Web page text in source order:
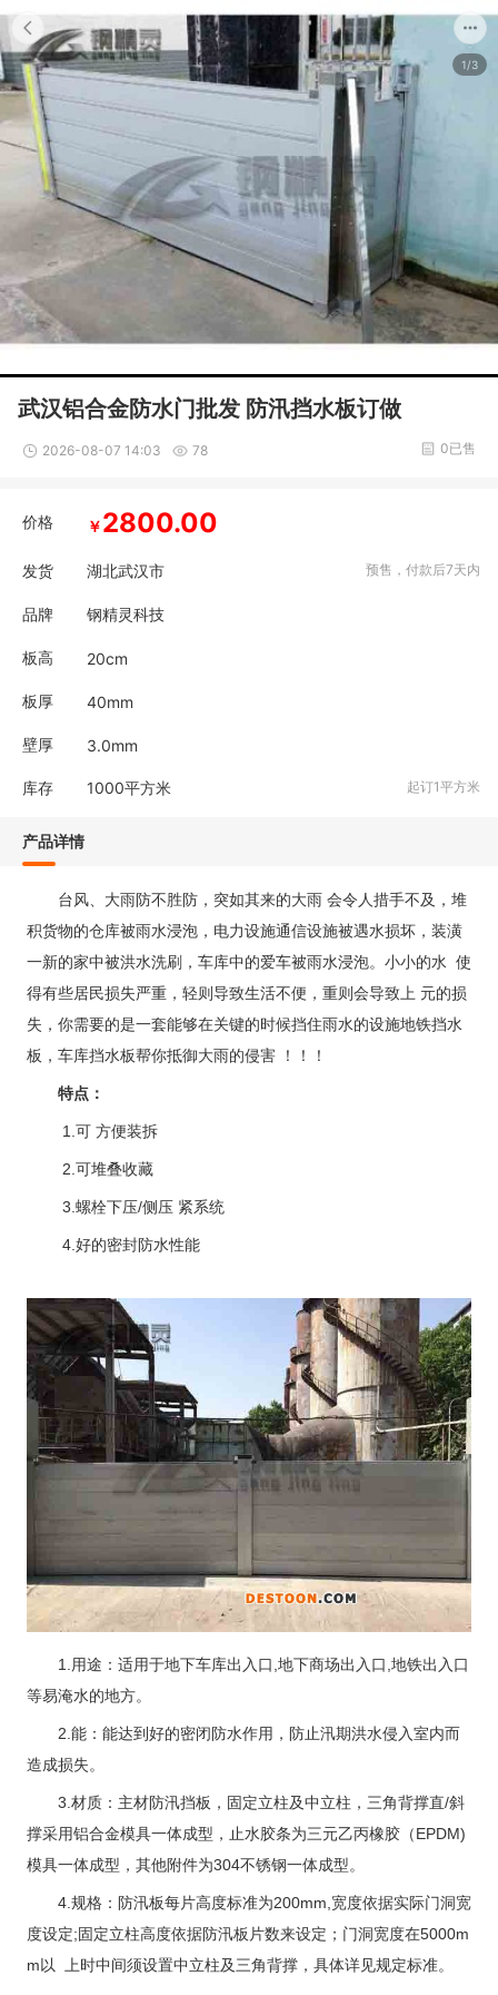
1/3
武汉铝合金防水门批发 防汛挡水板订做
2026-08-07 14:03 78 0已售
价格 ￥2800.00
发货 湖北武汉市 预售，付款后7天内
品牌 钢精灵科技
板高 20cm
板厚 40mm
壁厚 3.0mm
库存 1000平方米 起订1平方米
产品详情
台风、大雨防不胜防，突如其来的大雨 会令人措手不及，堆
积货物的仓库被雨水浸泡，电力设施通信设施被遇水损坏，装潢
一新的家中被洪水洗刷，车库中的爱车被雨水浸泡。小小的水 使
得有些居民损失严重，轻则导致生活不便，重则会导致上 元的损
失，你需要的是一套能够在关键的时候挡住雨水的设施地铁挡水
板，车库挡水板帮你抵御大雨的侵害 ！！！
特点：
1.可 方便装拆
2.可堆叠收藏
3.螺栓下压/侧压 紧系统
4.好的密封防水性能
1.用途：适用于地下车库出入口,地下商场出入口,地铁出入口
等易淹水的地方。
2.能：能达到好的密闭防水作用，防止汛期洪水侵入室内而
造成损失。
3.材质：主材防汛挡板，固定立柱及中立柱，三角背撑直/斜
撑采用铝合金模具一体成型，止水胶条为三元乙丙橡胶（EPDM)
模具一体成型，其他附件为304不锈钢一体成型。
4.规格：防汛板每片高度标准为200mm,宽度依据实际门洞宽
度设定;固定立柱高度依据防汛板片数来设定；门洞宽度在5000m
m以 上时中间须设置中立柱及三角背撑，具体详见规定标准。